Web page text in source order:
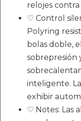
relojes
♡ Control
Polyring
bolas doble,
sobrepresión
inteligente.
exhibir
♡ Notes: Las